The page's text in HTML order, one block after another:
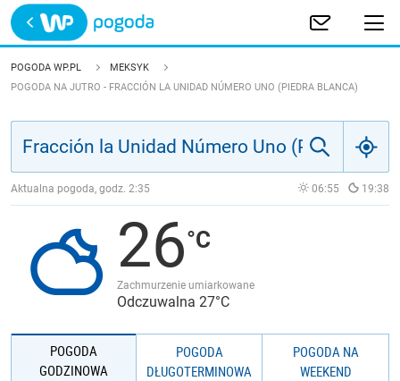
Trwa ładowanie
POLSKA
JAKOŚĆ POWIETRZA
POGODA WP.PL
MEKSYK
POGODA NA JUTRO - FRACCIÓN LA UNIDAD NÚMERO UNO (PIEDRA BLANCA)
Aktualna pogoda, godz. 2:35 06:55 19:38
26
Zachmurzenie umiarkowane
Odczuwalna 27°C
POGODA
GODZINOWA
POGODA
DŁUGOTERMINOWA
POGODA NA
WEEKEND